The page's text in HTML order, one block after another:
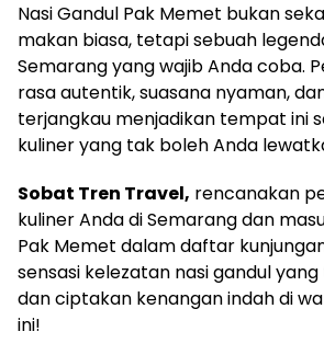
Nasi Gandul Pak Memet bukan
makan biasa, tetapi sebuah
Semarang yang wajib Anda coba.
rasa autentik, suasana nyaman,
terjangkau menjadikan tempat ini
kuliner yang tak boleh Anda
Sobat Tren Travel, rencanakan
kuliner Anda di Semarang dan
Pak Memet dalam daftar
sensasi kelezatan nasi gandul
dan ciptakan kenangan indah di
ini!